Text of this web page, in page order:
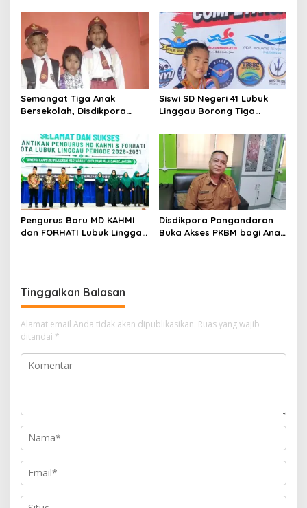
Lakukan Investigasi
dan Perguruan Tinggi
Semangat Tiga Anak
Bersekolah, Disdikpora
Pendidikan Terpenuhi
Siswi SD Negeri 41 Lubuk
Linggau Borong Tiga
Kejuaraan Akuatik
Indonesia Palembang
Pengurus Baru MD KAHMI
dan FORHATI Lubuk Linggau
Disdikpora Pangandaran
Buka Akses PKBM bagi Anak
Tinggalkan Balasan
Alamat email Anda tidak akan dipublikasikan. Ruas yang wajib
ditandai *